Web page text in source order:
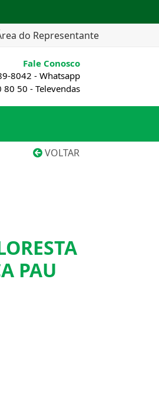
do Representante
Fale Conosco
8042 - Whatsapp
50 - Televendas
VOLTAR
PAU